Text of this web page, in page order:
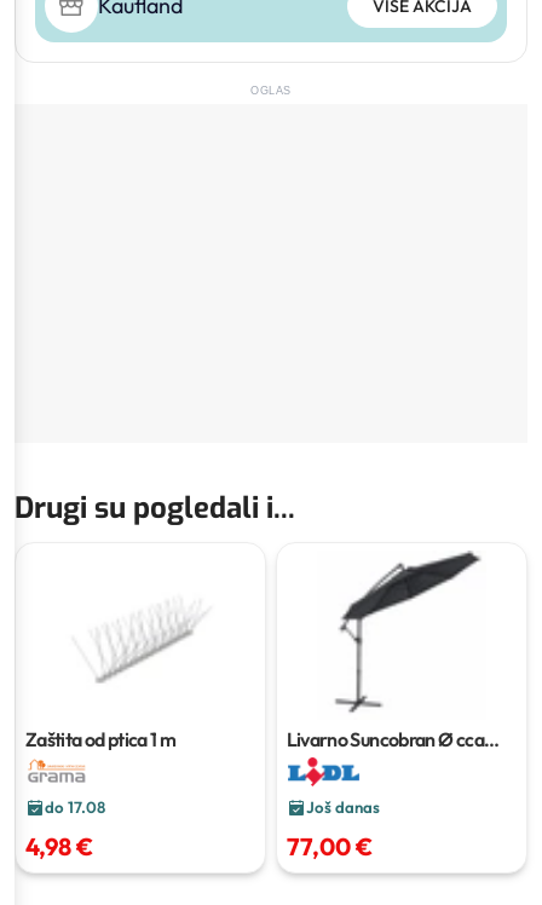
Kaufland VIŠE AKCIJA
OGLAS
Drugi su pogledali i...
Zaštita od ptica1 m
do 17.08
4,98 €
Livarno SuncobranØ cca
300 cm
Još danas
77,00 €